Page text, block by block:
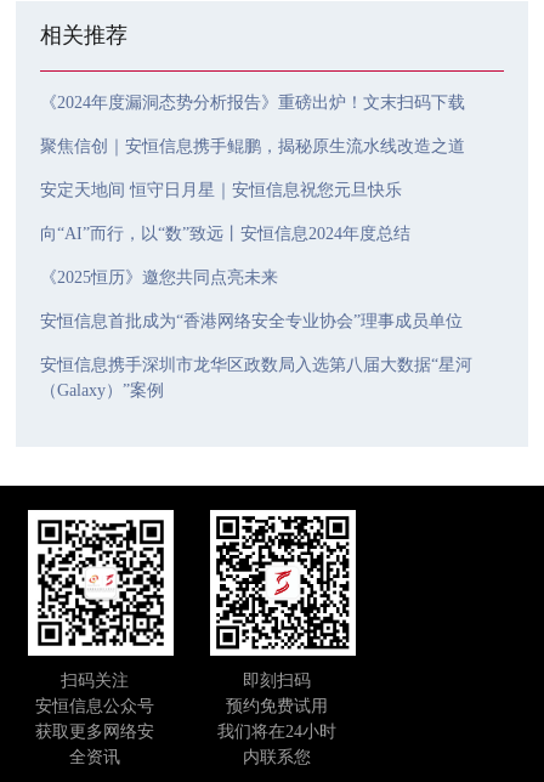
相关推荐
《2024年度漏洞态势分析报告》重磅出炉！文末扫码下载
聚焦信创｜安恒信息携手鲲鹏，揭秘原生流水线改造之道
安定天地间 恒守日月星｜安恒信息祝您元旦快乐
向“AI”而行，以“数”致远丨安恒信息2024年度总结
《2025恒历》邀您共同点亮未来
安恒信息首批成为“香港网络安全专业协会”理事成员单位
安恒信息携手深圳市龙华区政数局入选第八届大数据“星河
（Galaxy）”案例
扫码关注
安恒信息公众号
获取更多网络安
全资讯
即刻扫码
预约免费试用
我们将在24小时
内联系您